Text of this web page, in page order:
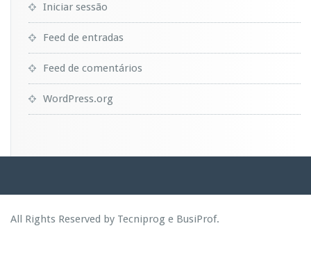
Iniciar sessão
Feed de entradas
Feed de comentários
WordPress.org
All Rights Reserved by Tecniprog e BusiProf.